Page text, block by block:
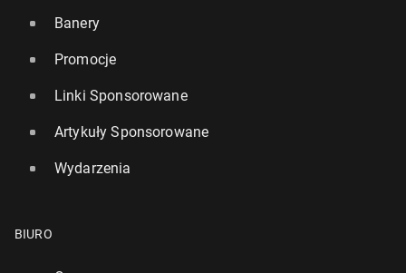
Banery
Promocje
Linki Sponsorowane
Artykuły Sponsorowane
Wydarzenia
BIURO